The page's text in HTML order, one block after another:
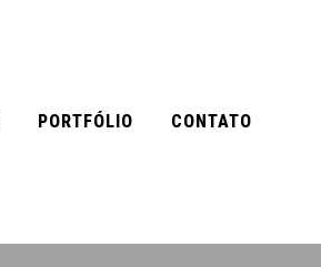
PORTFÓLIO CONTATO